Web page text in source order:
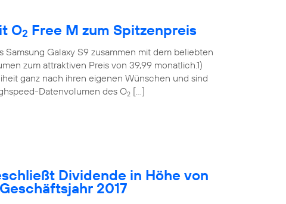
O2 Free M zum Spitzenpreis
Samsung Galaxy S9 zusammen mit dem beliebten
zum attraktiven Preis von 39,99 monatlich.1)
ganz nach ihren eigenen Wünschen und sind
Datenvolumen des O2 […]
Dividende in Höhe von
2017